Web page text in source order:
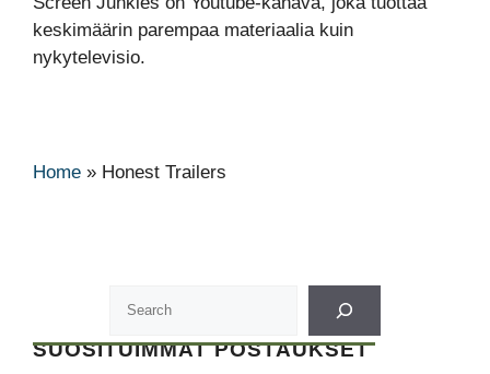
keskimäärin parempaa materiaalia kuin
nykytelevisio.
Home » Honest Trailers
SUOSITUIMMAT POSTAUKSET